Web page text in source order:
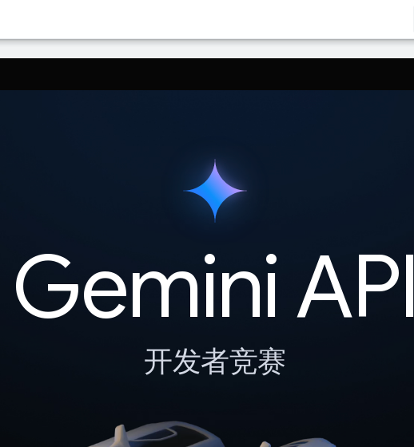
好的语言。AI 翻译可能包含错误。
Gemini API
开发者竞赛